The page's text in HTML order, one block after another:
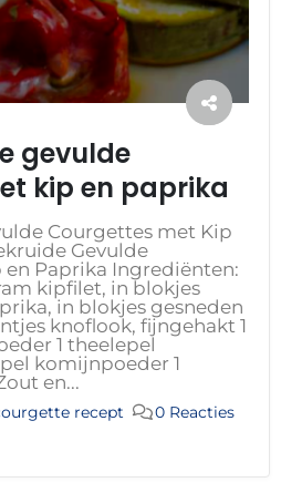
gevulde
kip en paprika
Courgettes met Kip
Gevulde
Paprika Ingrediënten:
kipfilet, in blokjes
in blokjes gesneden
knoflook, fijngehakt 1
1 theelepel
komijnpoeder 1
en...
recept 0 Reacties